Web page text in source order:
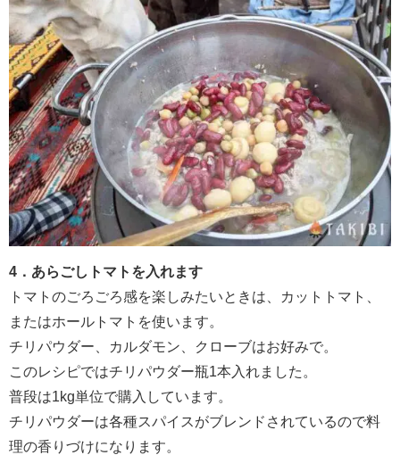
4．あらごしトマトを入れます
トマトのごろごろ感を楽しみたいときは、カットトマト、
またはホールトマトを使います。
チリパウダー、カルダモン、クローブはお好みで。
このレシピではチリパウダー瓶1本入れました。
普段は1kg単位で購入しています。
チリパウダーは各種スパイスがブレンドされているので料
理の香りづけになります。